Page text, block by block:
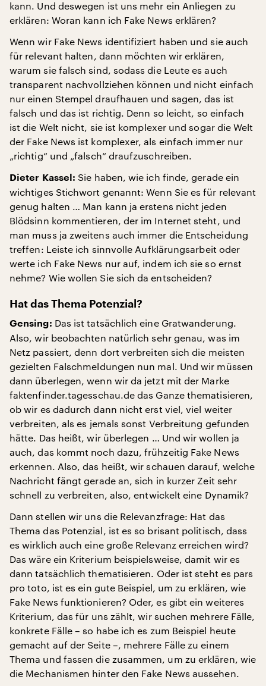
kann. Und deswegen ist uns mehr ein Anliegen zu
erklären: Woran kann ich Fake News erklären?
Wenn wir Fake News identifiziert haben und sie auch
für relevant halten, dann möchten wir erklären,
warum sie falsch sind, sodass die Leute es auch
transparent nachvollziehen können und nicht einfach
nur einen Stempel draufhauen und sagen, das ist
falsch und das ist richtig. Denn so leicht, so einfach
ist die Welt nicht, sie ist komplexer und sogar die Welt
der Fake News ist komplexer, als einfach immer nur
„richtig“ und „falsch“ draufzuschreiben.
Dieter Kassel: Sie haben, wie ich finde, gerade ein
wichtiges Stichwort genannt: Wenn Sie es für relevant
genug halten … Man kann ja erstens nicht jeden
Blödsinn kommentieren, der im Internet steht, und
man muss ja zweitens auch immer die Entscheidung
treffen: Leiste ich sinnvolle Aufklärungsarbeit oder
werte ich Fake News nur auf, indem ich sie so ernst
nehme? Wie wollen Sie sich da entscheiden?
Hat das Thema Potenzial?
Gensing: Das ist tatsächlich eine Gratwanderung.
Also, wir beobachten natürlich sehr genau, was im
Netz passiert, denn dort verbreiten sich die meisten
gezielten Falschmeldungen nun mal. Und wir müssen
dann überlegen, wenn wir da jetzt mit der Marke
faktenfinder.tagesschau.de das Ganze thematisieren,
ob wir es dadurch dann nicht erst viel, viel weiter
verbreiten, als es jemals sonst Verbreitung gefunden
hätte. Das heißt, wir überlegen … Und wir wollen ja
auch, das kommt noch dazu, frühzeitig Fake News
erkennen. Also, das heißt, wir schauen darauf, welche
Nachricht fängt gerade an, sich in kurzer Zeit sehr
schnell zu verbreiten, also, entwickelt eine Dynamik?
Dann stellen wir uns die Relevanzfrage: Hat das
Thema das Potenzial, ist es so brisant politisch, dass
es wirklich auch eine große Relevanz erreichen wird?
Das wäre ein Kriterium beispielsweise, damit wir es
dann tatsächlich thematisieren. Oder ist steht es pars
pro toto, ist es ein gute Beispiel, um zu erklären, wie
Fake News funktionieren? Oder, es gibt ein weiteres
Kriterium, das für uns zählt, wir suchen mehrere Fälle,
konkrete Fälle – so habe ich es zum Beispiel heute
gemacht auf der Seite –, mehrere Fälle zu einem
Thema und fassen die zusammen, um zu erklären, wie
die Mechanismen hinter den Fake News aussehen.